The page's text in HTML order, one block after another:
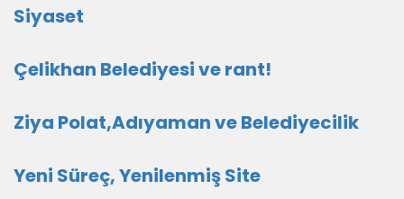
Siyaset
Çelikhan Belediyesi ve rant!
Ziya Polat,Adıyaman ve Belediyecilik
Yeni Süreç, Yenilenmiş Site